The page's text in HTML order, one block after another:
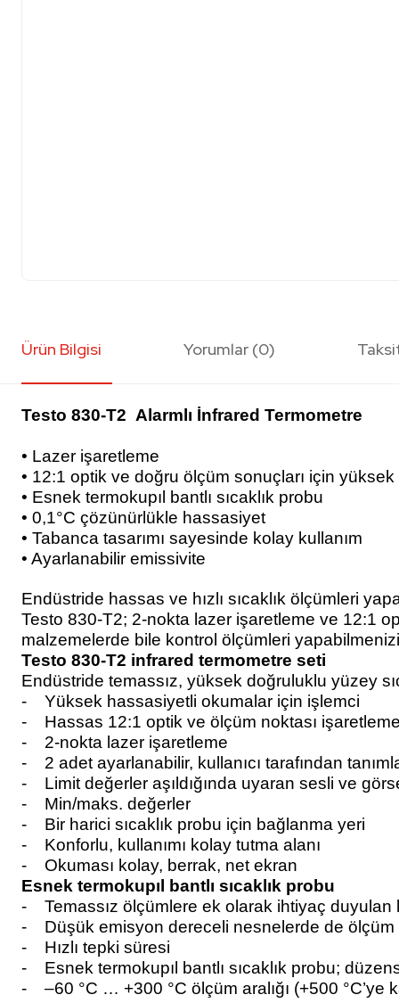
Ürün Bilgisi Yorumlar (0)
Testo 830-T2 Alarmlı İnfrared Termometre
• Lazer işaretleme
• 12:1 optik ve doğru ölçüm sonuçları için
• Esnek termokupıl bantlı sıcaklık probu
• 0,1°C çözünürlükle hassasiyet
• Tabanca tasarımı sayesinde kolay kullanım
• Ayarlanabilir emissivite
Endüstride hassas ve hızlı sıcaklık ölçümleri
Testo 830-T2; 2-nokta lazer işaretleme ve 12:1
malzemelerde bile kontrol ölçümleri
Testo 830-T2 infrared termometre seti
Endüstride temassız, yüksek doğruluklu yüzey
- Yüksek hassasiyetli okumalar için işlemci
- Hassas 12:1 optik ve ölçüm noktası
- 2-nokta lazer işaretleme
- 2 adet ayarlanabilir, kullanıcı tarafından
- Limit değerler aşıldığında uyaran sesli ve
- Min/maks. değerler
- Bir harici sıcaklık probu için bağlanma yeri
- Konforlu, kullanımı kolay tutma alanı
- Okuması kolay, berrak, net ekran
Esnek termokupıl bantlı sıcaklık probu
- Temassız ölçümlere ek olarak ihtiyaç duyulan
- Düşük emisyon dereceli nesnelerde de ölçüm
- Hızlı tepki süresi
- Esnek termokupıl bantlı sıcaklık probu;
- –60 °C … +300 °C ölçüm aralığı (+500 °C’ye